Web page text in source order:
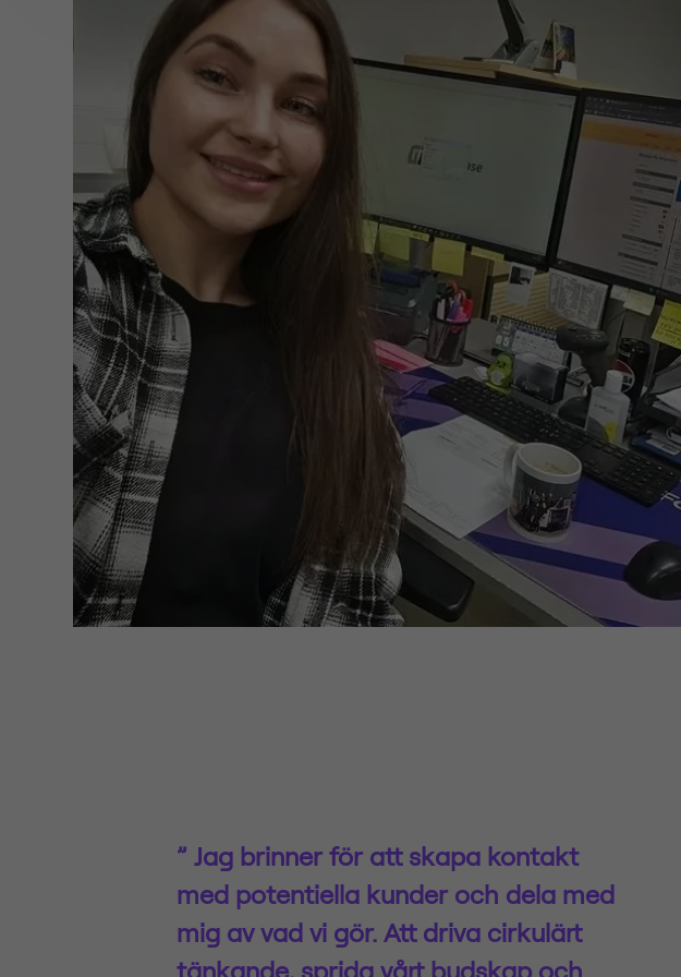
” Jag brinner för att skapa kontakt
med potentiella kunder och dela med
mig av vad vi gör. Att driva cirkulärt
tänkande, sprida vårt budskap och